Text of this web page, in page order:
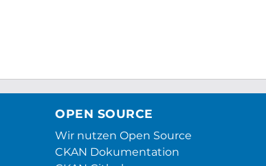
OPEN SOURCE
Wir nutzen Open Source
CKAN Dokumentation